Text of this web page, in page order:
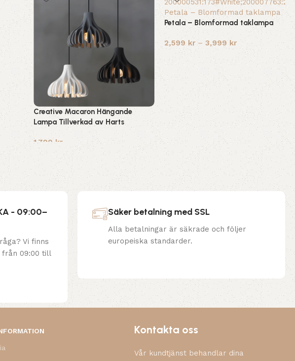
Creative Macaron Hängande
Lampa Tillverkad av Harts
1,799kr
Petala – Blomformad taklampa
2,599kr – 3,999 kr
- 09:00–
Vi finns
09:00 till
Säker betalning med SSL
Alla betalningar är säkrade och följer
europeiska standarder.
Kontakta oss
Vår kundtjänst behandlar dina